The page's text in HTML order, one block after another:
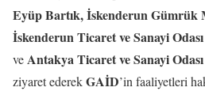
Eyüp Bartık, İskenderun
İskenderun Ticaret ve Sanayi
veAntakya Ticaret ve Sanayi
ziyaret ederekGAİD’in faaliyetleri